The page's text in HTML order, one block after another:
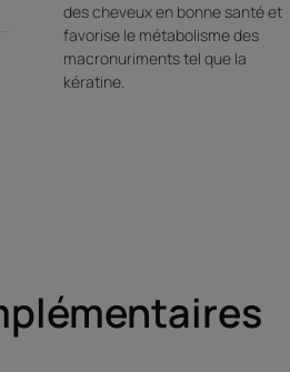
des cheveux en bonne santé et
favorise le métabolisme des
macronuriments tel que la
kératine.